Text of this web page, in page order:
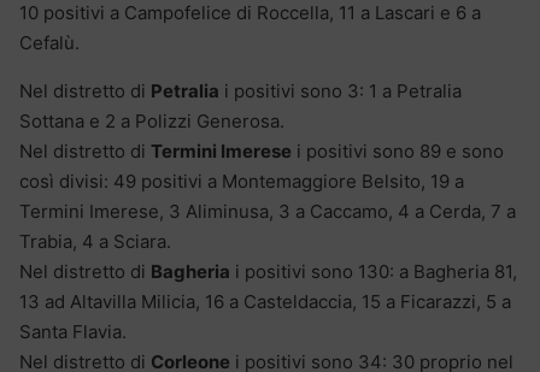
10 positivi a Campofelice di Roccella, 11 a Lascari e 6 a
Cefalù.
Nel distretto di Petralia i positivi sono 3: 1 a Petralia
Sottana e 2 a Polizzi Generosa.
Nel distretto di Termini Imerese i positivi sono 89 e sono
così divisi: 49 positivi a Montemaggiore Belsito, 19 a
Termini Imerese, 3 Aliminusa, 3 a Caccamo, 4 a Cerda, 7 a
Trabia, 4 a Sciara.
Nel distretto di Bagheria i positivi sono 130: a Bagheria 81,
13 ad Altavilla Milicia, 16 a Casteldaccia, 15 a Ficarazzi, 5 a
Santa Flavia.
Nel distretto di Corleone i positivi sono 34: 30 proprio nel